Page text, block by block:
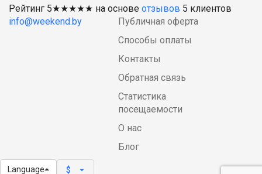
Рейтинг 5★★★★★ на основе отзывов 5 клиентов
info@weekend.by
Публичная оферта
Способы оплаты
Контакты
Обратная связь
Статистика
посещаемости
О нас
Блог
Language $ arrow_drop_down